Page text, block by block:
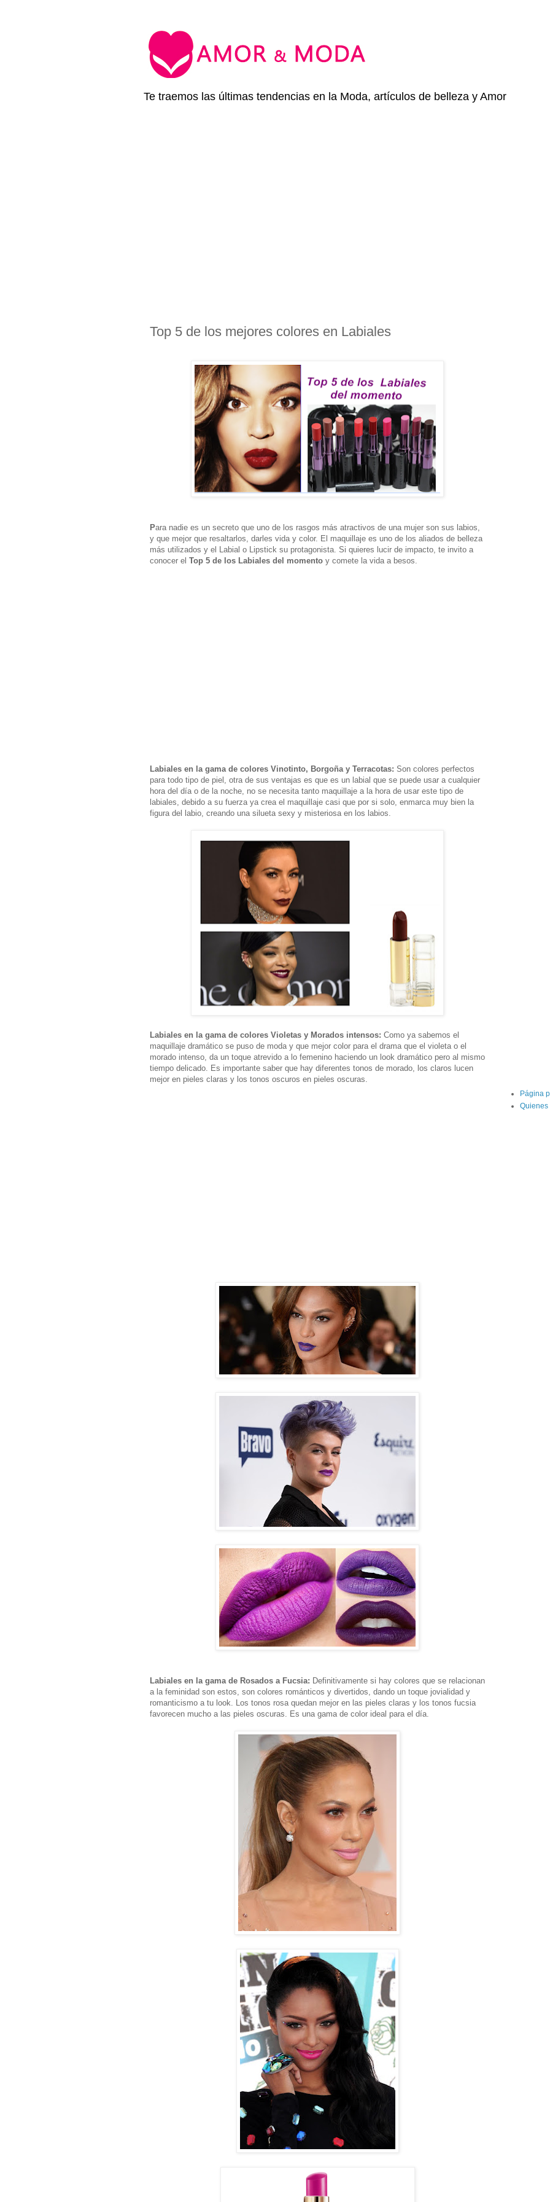
Te traemos las últimas tendencias en la Moda, artículos de belleza y Amor
Top 5 de los mejores colores en Labiales
Para nadie es un secreto que uno de los rasgos más atractivos de una mujer son sus labios,
y que mejor que resaltarlos, darles vida y color. El maquillaje es uno de los aliados de belleza
más utilizados y el Labial o Lipstick su protagonista. Si quieres lucir de impacto, te invito a
conocer el Top 5 de los Labiales del momento y comete la vida a besos.
Labiales en la gama de colores Vinotinto, Borgoña y Terracotas: Son colores perfectos
para todo tipo de piel, otra de sus ventajas es que es un labial que se puede usar a cualquier
hora del día o de la noche, no se necesita tanto maquillaje a la hora de usar este tipo de
labiales, debido a su fuerza ya crea el maquillaje casi que por si solo, enmarca muy bien la
figura del labio, creando una silueta sexy y misteriosa en los labios.
Labiales en la gama de colores Violetas y Morados intensos: Como ya sabemos el
maquillaje dramático se puso de moda y que mejor color para el drama que el violeta o el
morado intenso, da un toque atrevido a lo femenino haciendo un look dramático pero al mismo
tiempo delicado. Es importante saber que hay diferentes tonos de morado, los claros lucen
mejor en pieles claras y los tonos oscuros en pieles oscuras.
Labiales en la gama de Rosados a Fucsia: Definitivamente si hay colores que se relacionan
a la feminidad son estos, son colores románticos y divertidos, dando un toque jovialidad y
romanticismo a tu look. Los tonos rosa quedan mejor en las pieles claras y los tonos fucsia
favorecen mucho a las pieles oscuras. Es una gama de color ideal para el día.
Página
Quienes